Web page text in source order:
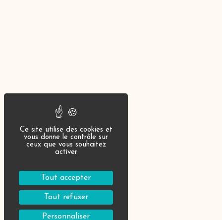
Ce site utilise des cookies et
vous donne le contrôle sur
ceux que vous souhaitez
activer
Tout accepter
Tout refuser
Personnaliser